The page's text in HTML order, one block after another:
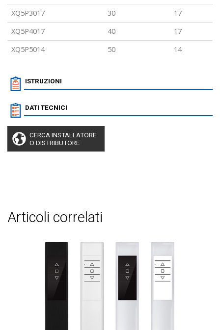
XQ5P3017
30
17
XQ5P4017
40
17
XQ5P5014
50 14
ISTRUZIONI
DATI TECNICI
CERCA INSTALLATORE
O DISTRIBUTORE
articoli correlati